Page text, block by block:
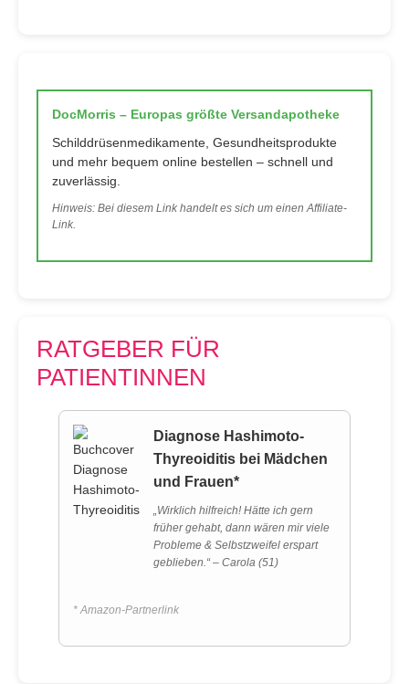
DocMorris – Europas größte Versandapotheke
Schilddrüsenmedikamente, Gesundheitsprodukte
und mehr bequem online bestellen – schnell und
zuverlässig.
Hinweis: Bei diesem Link handelt es sich um einen Affiliate-
Link.
RATGEBER FÜR
PATIENTINNEN
Diagnose Hashimoto-
Thyreoiditis bei Mädchen
und Frauen*
„Wirklich hilfreich! Hätte ich gern
früher gehabt, dann wären mir viele
Probleme & Selbstzweifel erspart
geblieben.“ – Carola (51)
* Amazon-Partnerlink